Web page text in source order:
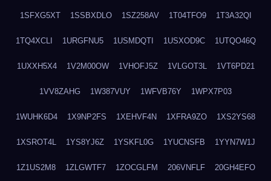
1SFXG5XT 1SSBXDLO 1SZ258AV 1T04TFO9 1T3A32QI
1TQ4XCLI 1URGFNU5 1USMDQTI 1USXOD9C 1UTQO46Q
1UXXH5X4 1V2M00OW 1VHOFJ5Z 1VLGOT3L 1VT6PD21
1VV8ZAHG 1W387VUY 1WFVB76Y 1WPX7P03
1WUHK6D4 1X9NP2FS 1XEHVF4N 1XFRA9ZO 1XS2YS68
1XSROT4L 1YS8YJ6Z 1YSKFL0G 1YUCNSFB 1YYN7W1J
1Z1US2M8 1ZLGWTF7 1ZOCGLFM 206VNFLF 20GH4EFO